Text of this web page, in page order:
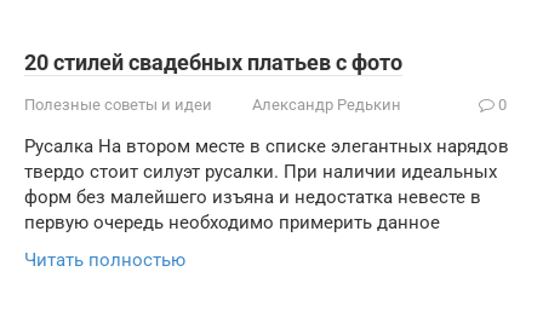
20 стилей свадебных платьев с фото
Полезные советы и идеи Александр Редькин 0
Русалка На втором месте в списке элегантных нарядов
твердо стоит силуэт русалки. При наличии идеальных
форм без малейшего изъяна и недостатка невесте в
первую очередь необходимо примерить данное
Читать полностью